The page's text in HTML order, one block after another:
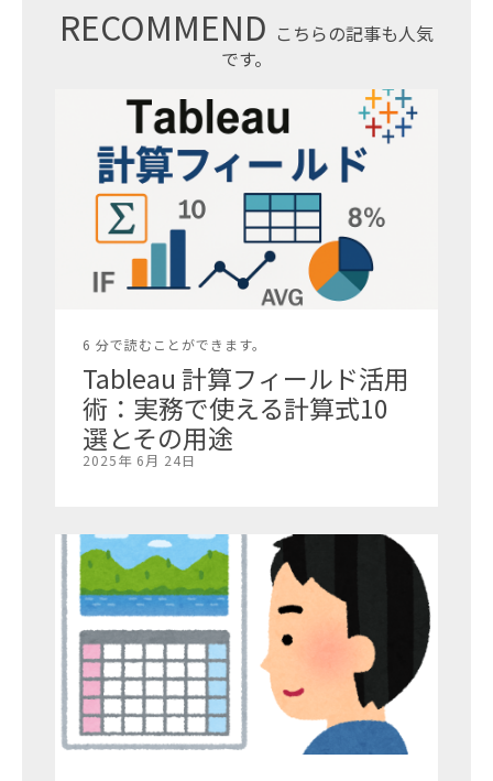
RECOMMEND こちらの記事も人気
です。
6 分で読むことができます。
Tableau 計算フィールド活用
術：実務で使える計算式10
選とその用途
2025年 6月 24日